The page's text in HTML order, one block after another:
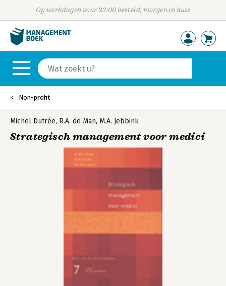
Op werkdagen voor 23:00 besteld, morgen in huis
Non-profit
Michel Dutrée, R.A. de Man, M.A. Jebbink
Strategisch management voor medici